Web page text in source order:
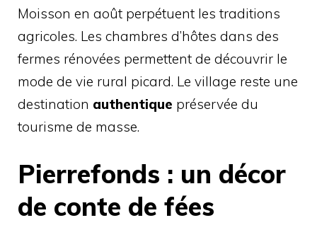
Moisson en août perpétuent les traditions
agricoles. Les chambres d’hôtes dans des
fermes rénovées permettent de découvrir le
mode de vie rural picard. Le village reste une
destination authentique préservée du
tourisme de masse.
Pierrefonds : un décor
de conte de fées